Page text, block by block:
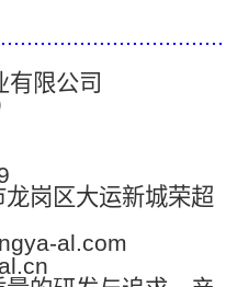
有限公司
岗区大运新城荣超
al.com